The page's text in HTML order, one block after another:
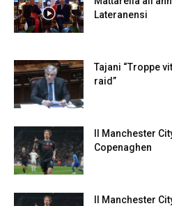
Lateranensi
Tajani “Troppe
raid”
Il Manchester
Copenaghen
Il Manchester